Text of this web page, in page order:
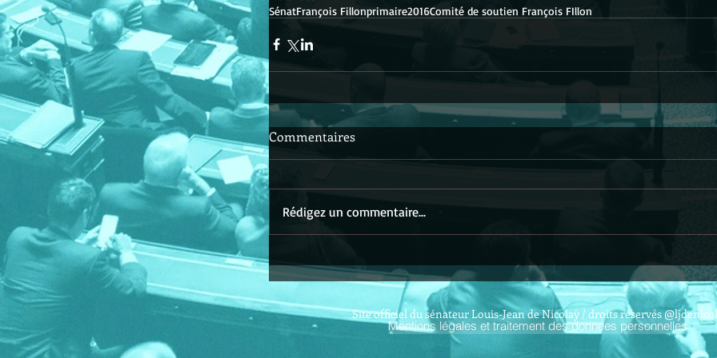
SénatFrançois Fillonprimaire2016Comité de soutien François FIllon
Commentaires
Rédigez un commentaire...
Site officiel du sénateur Louis-Jean de Nicolaÿ / droits réservés
Mentions légales et traitement des données personnelles